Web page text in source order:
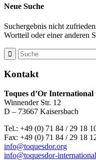
Neue Suche
Suchergebnis nicht
Wortteil oder einer anderen
Kontakt
Toques d’Or International
Winnender Str. 12
D – 73667 Kaisersbach
Tel.: +49 (0) 71 84 / 29 18
Fax: +49 (0) 71 84 / 29 18
info@toquesdor.org
info@toquesdor-